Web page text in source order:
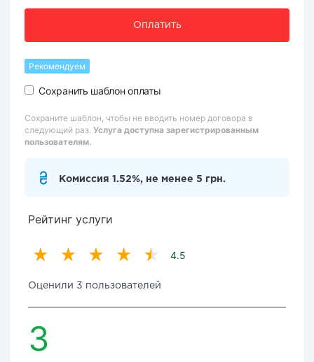
Оплатить
Рекомендуем
Сохранить шаблон оплаты
Сохраните шаблон, чтобы не вводить номер договора в
следующий раз. Услуга доступна зарегистрированным
пользователям.
Комиссия 1.52%, не менее 5 грн.
Рейтинг услуги
4.5
Оценили 3 пользователей
3